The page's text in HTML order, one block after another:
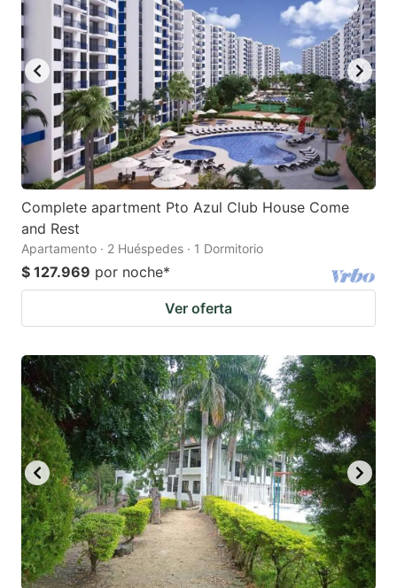
mark
key
to
get
the
keyboard
shortcuts
for
changing
dates.
mark
key
to
get
the
keyboard
shortcuts
for
dates.
Complete apartment Pto Azul Club House Come
and Rest
Apartamento · 2 Huéspedes · 1 Dormitorio
$ 127.969 por noche*
Ver oferta